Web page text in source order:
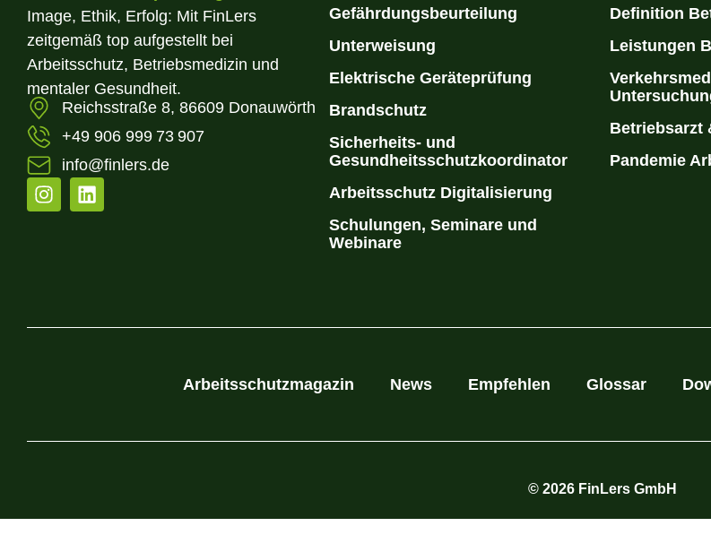
Image, Ethik, Erfolg: Mit FinLers
zeitgemäß top aufgestellt bei
Arbeitsschutz, Betriebsmedizin und
mentaler Gesundheit.
Reichsstraße 8, 86609 Donauwörth
+49 906 999 73 907
info@finlers.de
Gefährdungsbeurteilung
Unterweisung
Elektrische Geräteprüfung
Brandschutz
Sicherheits- und
Gesundheitsschutzkoordinator
Arbeitsschutz Digitalisierung
Schulungen, Seminare und
Webinare
Definition
Leistungen
Betriebsarzt
Pandemie
Arbeitsschutzmagazin News Empfehlen Glossar
© 2026 FinLers GmbH